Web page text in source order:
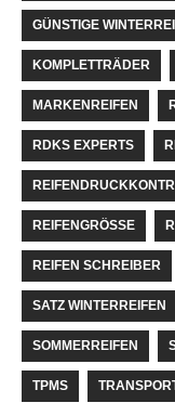
GÜNSTIGE
KOMPLETTRÄDER
MARKENREIFEN
RDKS EXPERTS
REIFENGRÖSSE
REIFEN SCHREIBER
SATZ WINTERREIFEN
SOMMERREIFEN
TPMS